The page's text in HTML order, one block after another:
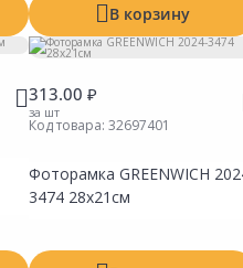
В корзину
313.00 ₽
за шт
Код товара: 32697401
Фоторамка GREENWICH
3474 28х21см